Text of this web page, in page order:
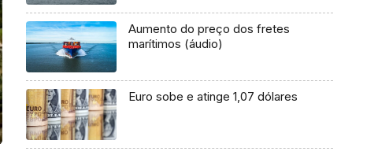
Aumento do preço dos fretes
marítimos (áudio)
Euro sobe e atinge 1,07 dólares